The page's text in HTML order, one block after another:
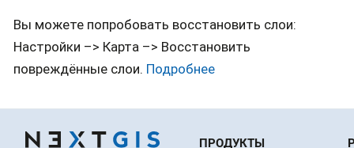
Вы можете попробовать восстановить слои:
Настройки –> Карта –> Восстановить
повреждённые слои. Подробнее
ПРОДУКТЫ